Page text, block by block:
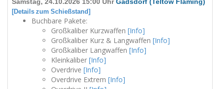
[Details zum Schießstand]
Buchbare Pakete:
Großkaliber Kurzwaffen [Info]
Großkaliber Kurz & Langwaffen [Info]
Großkaliber Langwaffen [Info]
Kleinkaliber [Info]
Overdrive [Info]
Overdrive Extrem [Info]